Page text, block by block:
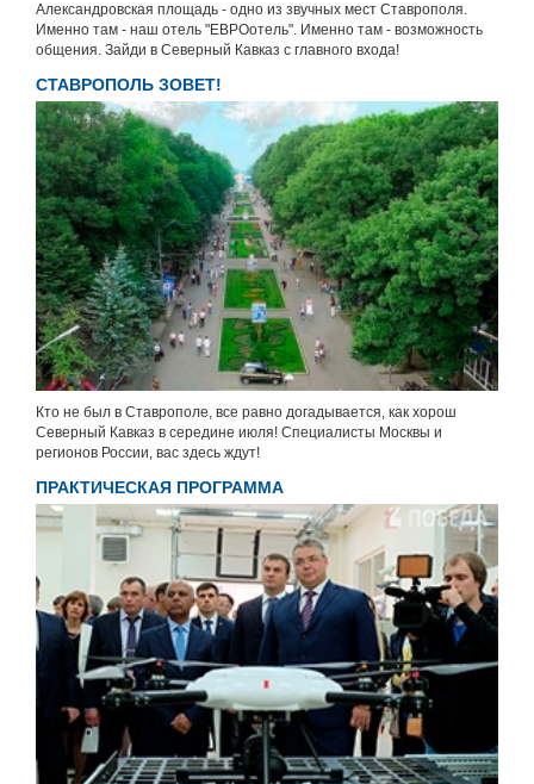
Александровская площадь - одно из звучных мест Ставрополя.
Именно там - наш отель "ЕВРОотель". Именно там - возможность
общения. Зайди в Северный Кавказ с главного входа!
СТАВРОПОЛЬ ЗОВЕТ!
Кто не был в Ставрополе, все равно догадывается, как хорош
Северный Кавказ в середине июля! Специалисты Москвы и
регионов России, вас здесь ждут!
ПРАКТИЧЕСКАЯ ПРОГРАММА